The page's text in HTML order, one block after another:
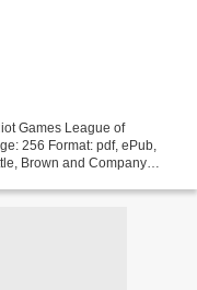
Games League of
256 Format: pdf, ePub,
Brown and Company